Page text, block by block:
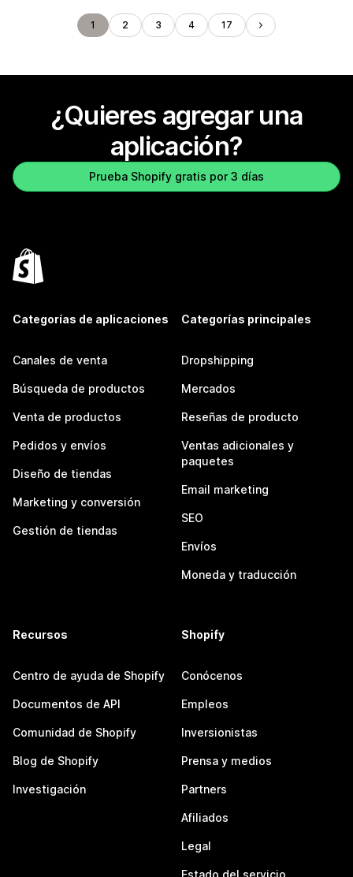
1 2 3 4 17
¿Quieres agregar una
aplicación?
Prueba Shopify gratis por 3 días
Categorías de aplicaciones
Canales de venta
Búsqueda de productos
Venta de productos
Pedidos y envíos
Diseño de tiendas
Marketing y conversión
Gestión de tiendas
Categorías principales
Dropshipping
Mercados
Reseñas de producto
Ventas adicionales y
paquetes
Email marketing
SEO
Envíos
Moneda y traducción
Recursos
Centro de ayuda de Shopify
Documentos de API
Comunidad de Shopify
Blog de Shopify
Investigación
Shopify
Conócenos
Empleos
Inversionistas
Prensa y medios
Partners
Afiliados
Legal
Estado del servicio